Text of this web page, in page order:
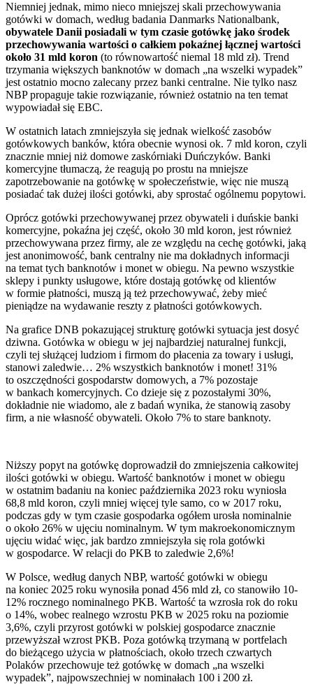
Niemniej jednak, mimo nieco mniejszej skali przechowywania
gotówki w domach, według badania Danmarks Nationalbank,
obywatele Danii posiadali w tym czasie gotówkę jako środek
przechowywania wartości o całkiem pokaźnej łącznej wartości
około 31 mld koron (to równowartość niemal 18 mld zł). Trend
trzymania większych banknotów w domach „na wszelki wypadek”
jest ostatnio mocno zalecany przez banki centralne. Nie tylko nasz
NBP propaguje takie rozwiązanie, również ostatnio na ten temat
wypowiadał się EBC.
W ostatnich latach zmniejszyła się jednak wielkość zasobów
gotówkowych banków, która obecnie wynosi ok. 7 mld koron, czyli
znacznie mniej niż domowe zaskórniaki Duńczyków. Banki
komercyjne tłumaczą, że reagują po prostu na mniejsze
zapotrzebowanie na gotówkę w społeczeństwie, więc nie muszą
posiadać tak dużej ilości gotówki, aby sprostać ogólnemu popytowi.
Oprócz gotówki przechowywanej przez obywateli i duńskie banki
komercyjne, pokaźna jej część, około 30 mld koron, jest również
przechowywana przez firmy, ale ze względu na cechę gotówki, jaką
jest anonimowość, bank centralny nie ma dokładnych informacji
na temat tych banknotów i monet w obiegu. Na pewno wszystkie
sklepy i punkty usługowe, które dostają gotówkę od klientów
w formie płatności, muszą ją też przechowywać, żeby mieć
pieniądze na wydawanie reszty z płatności gotówkowych.
Na grafice DNB pokazującej strukturę gotówki sytuacja jest dosyć
dziwna. Gotówka w obiegu w jej najbardziej naturalnej funkcji,
czyli tej służącej ludziom i firmom do płacenia za towary i usługi,
stanowi zaledwie… 2% wszystkich banknotów i monet! 31%
to oszczędności gospodarstw domowych, a 7% pozostaje
w bankach komercyjnych. Co dzieje się z pozostałymi 30%,
dokładnie nie wiadomo, ale z badań wynika, że stanowią zasoby
firm, a nie własność obywateli. Około 7% to stare banknoty.
Niższy popyt na gotówkę doprowadził do zmniejszenia całkowitej
ilości gotówki w obiegu. Wartość banknotów i monet w obiegu
w ostatnim badaniu na koniec października 2023 roku wyniosła
68,8 mld koron, czyli mniej więcej tyle samo, co w 2017 roku,
podczas gdy w tym czasie gospodarka ogółem urosła nominalnie
o około 26% w ujęciu nominalnym. W tym makroekonomicznym
ujęciu widać więc, jak bardzo zmniejszyła się rola gotówki
w gospodarce. W relacji do PKB to zaledwie 2,6%!
W Polsce, według danych NBP, wartość gotówki w obiegu
na koniec 2025 roku wynosiła ponad 456 mld zł, co stanowiło 10-
12% rocznego nominalnego PKB. Wartość ta wzrosła rok do roku
o 14%, wobec realnego wzrostu PKB w 2025 roku na poziomie
3,6%, czyli przyrost gotówki w polskiej gospodarce znacznie
przewyższał wzrost PKB. Poza gotówką trzymaną w portfelach
do bieżącego użycia w płatnościach, około trzech czwartych
Polaków przechowuje też gotówkę w domach „na wszelki
wypadek”, najpowszechniej w nominałach 100 i 200 zł.